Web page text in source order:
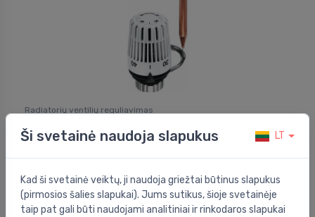
Radiatorių ventilių reguliavimas
2m
57.70 €
Ši svetainė naudoja slapukus LT
Kad ši svetainė veiktų, ji naudoja griežtai būtinus slapukus
(pirmosios šalies slapukai). Jums sutikus, šioje svetainėje
taip pat gali būti naudojami analitiniai ir rinkodaros slapukai